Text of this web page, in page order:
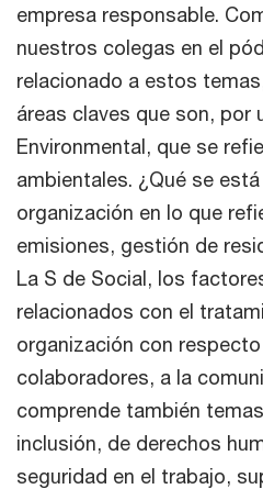
empresa responsable.
nuestros colegas en el
relacionado a estos
áreas claves que son, por
Environmental, que se
ambientales. ¿Qué se
organización en lo que
emisiones, gestión de
La S de Social, los
relacionados con el
organización con
colaboradores, a la
comprende también
inclusión, de derechos
seguridad en el trabajo,